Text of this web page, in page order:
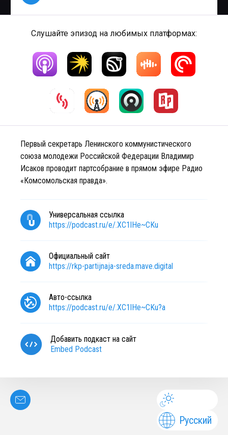
Слушайте эпизод на любимых платформах:
Первый секретарь Ленинского коммунистического
союза молодежи Российской Федерации Владимир
Исаков проводит партсобрание в прямом эфире Радио
«Комсомольская правда».
Универсальная ссылка
https://podcast.ru/e/.XC1lHe~CKu
Официальный сайт
https://rkp-partijnaja-sreda.mave.digital
Авто-ссылка
https://podcast.ru/e/.XC1lHe~CKu?a
Добавить подкаст на сайт
Embed Podcast
Русский